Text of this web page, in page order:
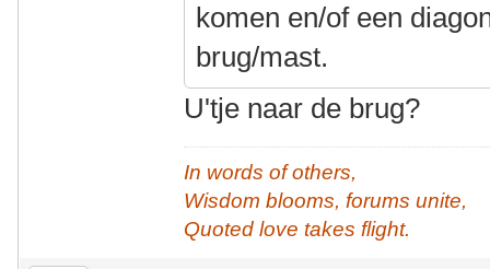
komen en/of een
brug/mast.
U'tje naar de brug?
In words of others,
Wisdom blooms, forums unite,
Quoted love takes flight.